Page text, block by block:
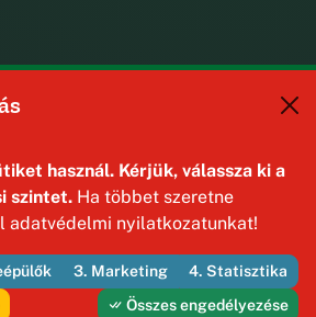
Lajos u. 31.
Önkormányzata — Minden jog
használ. Kérjük, válassza ki a
szintet. Ha többet szeretne
adatvédelmi nyilatkozatunkat!
3. Marketing
4. Statisztika
Összes engedélyezése